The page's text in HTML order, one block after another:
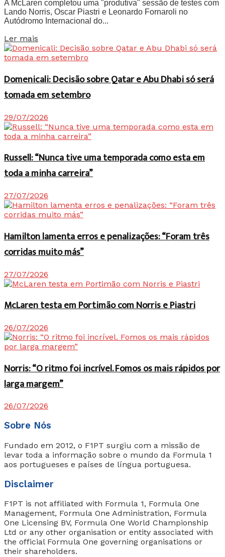
A McLaren completou uma "produtiva" sessão de testes com
Lando Norris, Oscar Piastri e Leonardo Fornaroli no
Autódromo Internacional do...
Ler mais
Domenicali: Decisão sobre Qatar e Abu Dhabi só será
tomada em setembro
29/07/2026
Russell: “Nunca tive uma temporada como esta em
toda a minha carreira”
27/07/2026
Hamilton lamenta erros e penalizações: “Foram três
corridas muito más”
27/07/2026
McLaren testa em Portimão com Norris e Piastri
26/07/2026
Norris: “O ritmo foi incrível. Fomos os mais rápidos por
larga margem”
26/07/2026
Sobre Nós
Fundado em 2012, o F1PT surgiu com a missão de
levar toda a informação sobre o mundo da Formula 1
aos portugueses e países de língua portuguesa.
Disclaimer
F1PT is not affiliated with Formula 1, Formula One
Management, Formula One Administration, Formula
One Licensing BV, Formula One World Championship
Ltd or any other organisation or entity associated with
the official Formula One governing organisations or
their shareholders.